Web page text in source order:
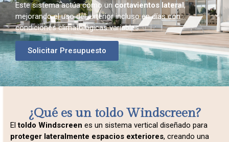
Este sistema actúa como un cortavientos lateral ,
mejorando el uso del exterior incluso en días con
condiciones climatológicas variables.
Solicitar Presupuesto
¿Qué es un toldo Windscreen?
Eltoldo Windscreen es un sistema vertical diseñado para
proteger lateralmente espacios exteriores, creando una